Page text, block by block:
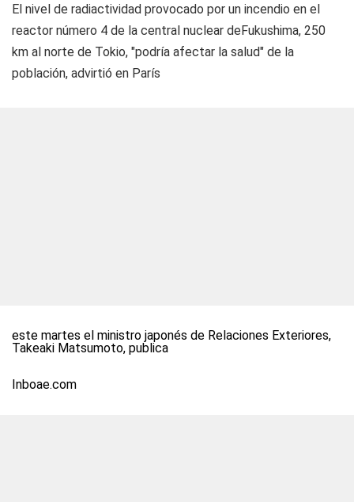
El nivel de radiactividad provocado por un incendio en el
reactor número 4 de la central nuclear deFukushima, 250
km al norte de Tokio, "podría afectar la salud" de la
población, advirtió en París
este martes el ministro japonés de Relaciones Exteriores,
Takeaki Matsumoto, publica
Inboae.com